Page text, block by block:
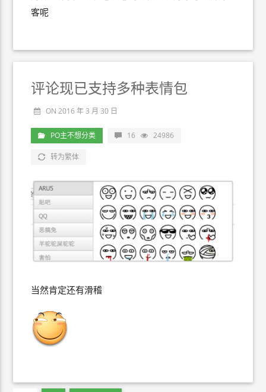
客呢
评论现已支持多种表情包
ON 2016 年 3 月 30 日
PO主不想分类 16 24986
转为繁体
当然肯定还有滑稽